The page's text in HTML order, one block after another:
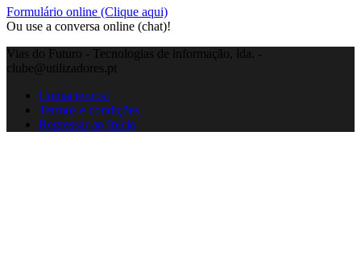
Formulário online (Clique aqui)
Ou use a conversa online (chat)!
Vias do Futuro - Tecnologias de informação, lda. -
clube@utilizadores.pt
Contacte-nos!
Termos e condições
Regressar ao Início